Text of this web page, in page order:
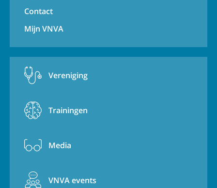
Contact
Mijn VNVA
Vereniging
Trainingen
Media
VNVA events